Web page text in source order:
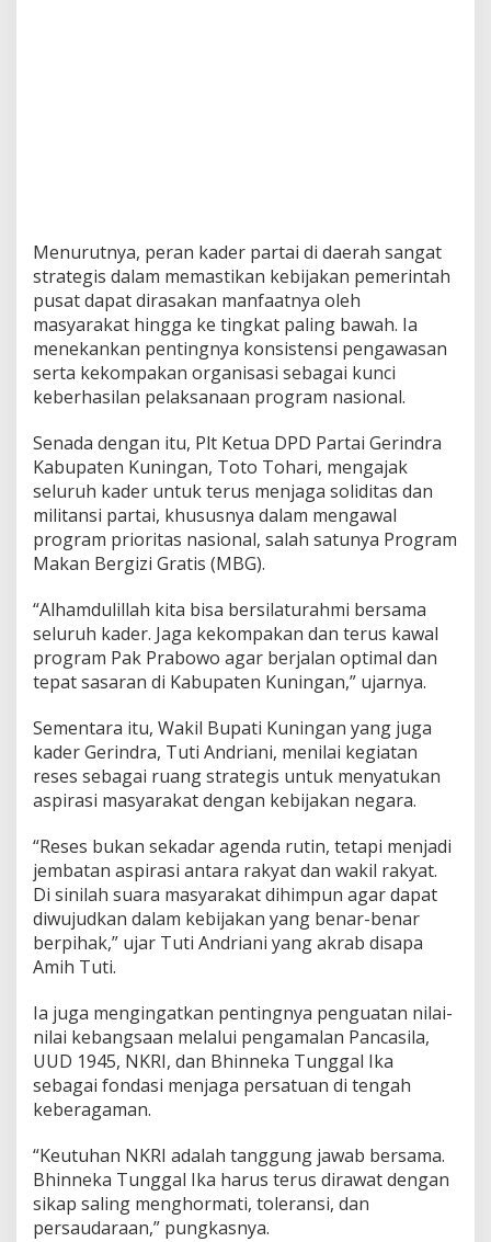
Menurutnya, peran kader partai di daerah sangat
strategis dalam memastikan kebijakan pemerintah
pusat dapat dirasakan manfaatnya oleh
masyarakat hingga ke tingkat paling bawah. Ia
menekankan pentingnya konsistensi pengawasan
serta kekompakan organisasi sebagai kunci
keberhasilan pelaksanaan program nasional.
Senada dengan itu, Plt Ketua DPD Partai Gerindra
Kabupaten Kuningan, Toto Tohari, mengajak
seluruh kader untuk terus menjaga soliditas dan
militansi partai, khususnya dalam mengawal
program prioritas nasional, salah satunya Program
Makan Bergizi Gratis (MBG).
“Alhamdulillah kita bisa bersilaturahmi bersama
seluruh kader. Jaga kekompakan dan terus kawal
program Pak Prabowo agar berjalan optimal dan
tepat sasaran di Kabupaten Kuningan,” ujarnya.
Sementara itu, Wakil Bupati Kuningan yang juga
kader Gerindra, Tuti Andriani, menilai kegiatan
reses sebagai ruang strategis untuk menyatukan
aspirasi masyarakat dengan kebijakan negara.
“Reses bukan sekadar agenda rutin, tetapi menjadi
jembatan aspirasi antara rakyat dan wakil rakyat.
Di sinilah suara masyarakat dihimpun agar dapat
diwujudkan dalam kebijakan yang benar-benar
berpihak,” ujar Tuti Andriani yang akrab disapa
Amih Tuti.
Ia juga mengingatkan pentingnya penguatan nilai-
nilai kebangsaan melalui pengamalan Pancasila,
UUD 1945, NKRI, dan Bhinneka Tunggal Ika
sebagai fondasi menjaga persatuan di tengah
keberagaman.
“Keutuhan NKRI adalah tanggung jawab bersama.
Bhinneka Tunggal Ika harus terus dirawat dengan
sikap saling menghormati, toleransi, dan
persaudaraan,” pungkasnya.